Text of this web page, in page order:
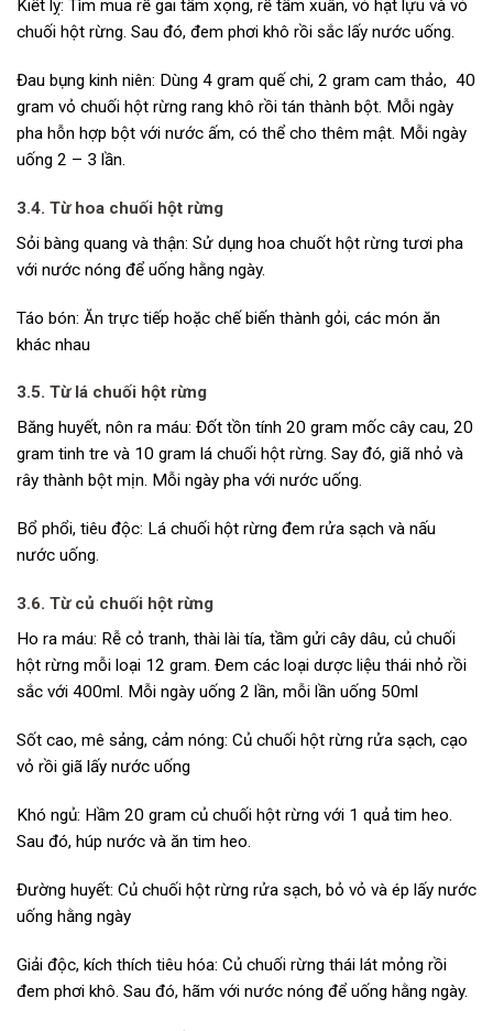
Kiết lỵ: Tìm mua rễ gai tầm xọng, rễ tầm xuân, vỏ hạt lựu và vỏ
chuối hột rừng. Sau đó, đem phơi khô rồi sắc lấy nước uống.
Đau bụng kinh niên: Dùng 4 gram quế chi, 2 gram cam thảo, 40
gram vỏ chuối hột rừng rang khô rồi tán thành bột. Mỗi ngày
pha hỗn hợp bột với nước ấm, có thể cho thêm mật. Mỗi ngày
uống 2 – 3 lần.
3.4. Từ hoa chuối hột rừng
Sỏi bàng quang và thận: Sử dụng hoa chuốt hột rừng tươi pha
với nước nóng để uống hằng ngày.
Táo bón: Ăn trực tiếp hoặc chế biến thành gỏi, các món ăn
khác nhau
3.5. Từ lá chuối hột rừng
Băng huyết, nôn ra máu: Đốt tồn tính 20 gram mốc cây cau, 20
gram tinh tre và 10 gram lá chuối hột rừng. Say đó, giã nhỏ và
rây thành bột mịn. Mỗi ngày pha với nước uống.
Bổ phổi, tiêu độc: Lá chuối hột rừng đem rửa sạch và nấu
nước uống.
3.6. Từ củ chuối hột rừng
Ho ra máu: Rễ cỏ tranh, thài lài tía, tầm gửi cây dâu, củ chuối
hột rừng mỗi loại 12 gram. Đem các loại dược liệu thái nhỏ rồi
sắc với 400ml. Mỗi ngày uống 2 lần, mỗi lần uống 50ml
Sốt cao, mê sảng, cảm nóng: Củ chuối hột rừng rửa sạch, cạo
vỏ rồi giã lấy nước uống
Khó ngủ: Hầm 20 gram củ chuối hột rừng với 1 quả tim heo.
Sau đó, húp nước và ăn tim heo.
Đường huyết: Củ chuối hột rừng rửa sạch, bỏ vỏ và ép lấy nước
uống hằng ngày
Giải độc, kích thích tiêu hóa: Củ chuối rừng thái lát mỏng rồi
đem phơi khô. Sau đó, hãm với nước nóng để uống hằng ngày.